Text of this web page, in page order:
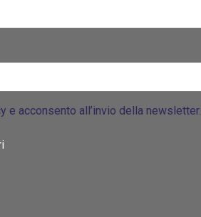
e acconsento all’invio della newsletter.